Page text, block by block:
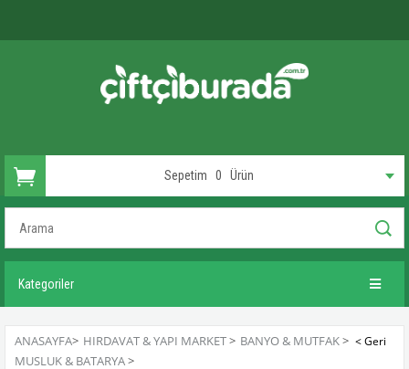
Sepetim 0 Ürün
Kategoriler
ANASAYFA> HIRDAVAT & YAPI MARKET> BANYO & MUTFAK>
MUSLUK & BATARYA>